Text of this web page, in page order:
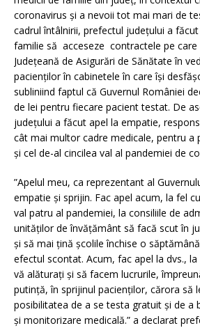
coronavirus și a nevoii tot mai mari de
cadrul întâlnirii, prefectul județului a
familie să acceseze contractele pe care
Județeană de Asigurări de Sănătate în
pacienților în cabinetele în care își
subliniind faptul că Guvernul României
de lei pentru fiecare pacient testat. De
județului a făcut apel la empatie,
cât mai multor cadre medicale, pentru a
și cel de-al cincilea val al pandemiei de
”Apelul meu, ca reprezentant al
empatie și sprijin. Fac apel acum, la fel
val patru al pandemiei, la consiliile de
unităților de învățământ să facă scut în
și să mai țină școlile închise o
efectul scontat. Acum, fac apel la dvs.,
vă alăturați și să facem lucrurile,
putință, în sprijinul pacienților, cărora să
posibilitatea de a se testa gratuit și de a
și monitorizare medicală.” a declarat